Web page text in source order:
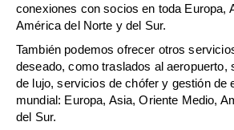
conexiones con socios en toda Europa,
América del Norte y del Sur.
También podemos ofrecer otros
deseado, como traslados al aeropuerto,
de lujo, servicios de chófer y gestión de
mundial: Europa, Asia, Oriente Medio,
del Sur.